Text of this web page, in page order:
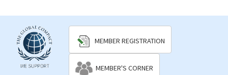
MEMBER REGISTRATION
MEMBER'S CORNER